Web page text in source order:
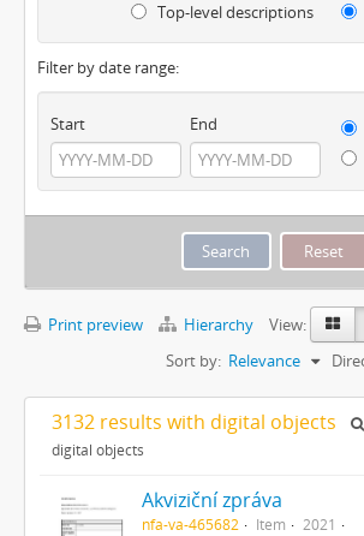
Top-level descriptions
Filter by date range:
Start End
Print preview Hierarchy
View:
Sort by: Relevance
3132 results with digital objects
digital objects
Akviziční zpráva
nfa-va-465682 Item
2021